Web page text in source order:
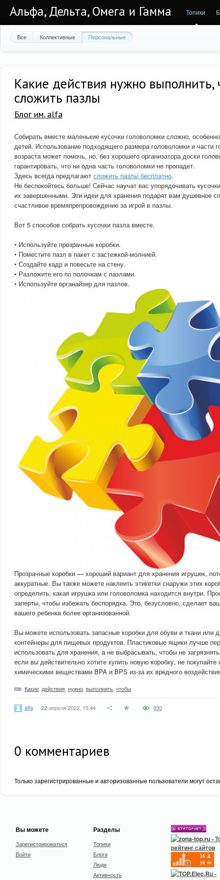
Альфа, Дельта, Омега и Гамма Топики
Все Коллективные Персональные
Какие действия нужно выполнить,
сложить пазлы
Блог им. alfa
Собирать вместе маленькие кусочки головоломки сложно,
детей. Использование подходящего размера головоломки и части
возраста может помочь, но, без хорошего организатора доски
гарантировать, что ни одна часть головоломки не пропадет.
Здесь всегда предлагают сложить пазлы бесплатно.
Не беспокойтесь больше! Сейчас научат вас упорядочивать
их завершенными. Эти идеи для хранения подарят вам душевное
счастливое времяпрепровождение за игрой в пазлы.
Вот 5 способов собрать кусочки пазла вместе.
• Используйте прозрачные коробки.
• Поместите пазл в пакет с застежкой-молнией.
• Создайте кадр и повесьте на стену.
• Разложите его по полочкам с пазлами.
• Используйте органайзер для пазлов.
Прозрачные коробки — хороший вариант для хранения игрушек,
аккуратные. Вы также можете наклеить этикетки снаружи этих
определить, какая игрушка или головоломка находится внутри.
заперты, чтобы избежать беспорядка. Это, безусловно, сделает
вашего ребенка более организованной.
Вы можете использовать запасные коробки для обуви и ткани или
контейнеры для пищевых продуктов. Пластиковые ящики лучше
использовать для хранения, а не выбрасывать, чтобы не
если вы действительно хотите купить новую коробку, не
химическими веществами BPA и BPS из-за их вредного
Какие действия нужно выполнить чтобы
alfa 22 апреля 2022, 15:44 930
0 комментариев
Только зарегистрированные и авторизованные пользователи могут
Вы можете
Зарегистрироваться
Войти
Разделы
Топики
Блоги
Люди
Активность